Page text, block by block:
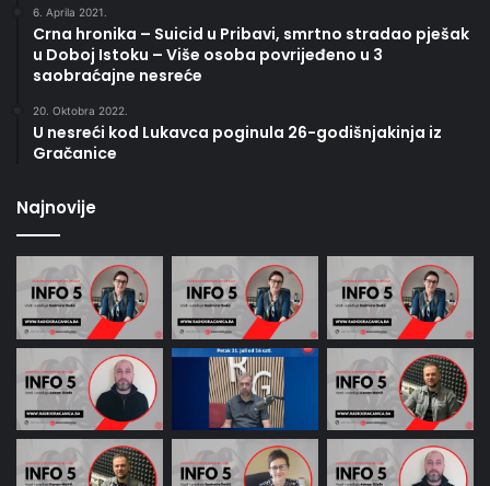
6. Aprila 2021.
Crna hronika – Suicid u Pribavi, smrtno stradao pješak
u Doboj Istoku – Više osoba povrijeđeno u 3
saobraćajne nesreće
20. Oktobra 2022.
U nesreći kod Lukavca poginula 26-godišnjakinja iz
Gračanice
Najnovije